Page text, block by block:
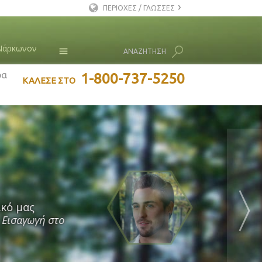
ΑΝΑΖΗΤΗΣΗ
ΠΕΡΙΟΧΕΣ / ΓΛΩΣΣΕΣ
Δανέζικα
Ολλανδικά
Ισπανικά
Γαλλικά
Εβραϊκά
Ούγγρικα
Ιταλικά
日本語 (Ιαπωνικά)
Σερβομακεδονικά
ΚΑΛΕΣΕ ΣΤΟ 1-800-737-5250
μας
στο
ή
ενός
Δεν
αυτό
ζωή»
ή
εθισμό.
Ζωή
την
τα
χρήση
την
τη
Βήμα
των
στην
για να
Ανάπτυξε
είναι
του
και σε
2,5
ξανά
τη Χρήση
έντονη
το Νάρκωνον
της
στο
από τα
είμαι
ζωή
κρυφούς
στα
πεδίο της